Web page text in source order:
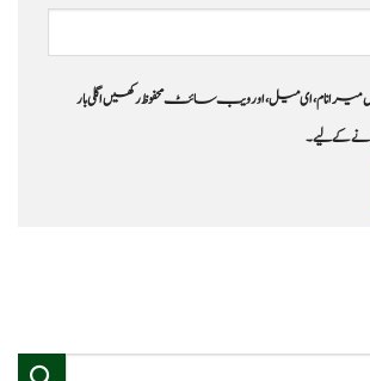
نام، ای میل، اور ویب سائٹ محفوظ رکھیں اگلی بار
کےلیے۔